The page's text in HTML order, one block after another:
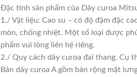
Đặc tính sản phẩm của Dây curoa
1./ Vật liệu: Cao su – có độ đậm đặc
mòn, chống nhiệt. Một số loại được
phẩm vui lòng liên hệ riêng.
2./ Quy cách dây curoa đai thang. Cụ
Bản dây curoa A gồm bản rộng mặt